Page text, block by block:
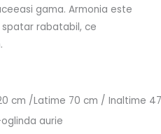
gama. Armonia este
spatar rabatabil, ce
cm /Latime 70 cm / Inaltime
aurie